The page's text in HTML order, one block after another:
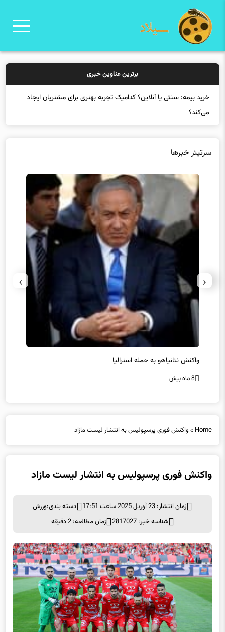
برترین عناوین خبری
خرید بیمه: سنتی یا آنلاین؟ کدامیک تجربه بهتری برای مشتریان ایجاد
می‌کند؟
سرتیتر خبرها
واکنش نتانیاهو به حمله استرالیا
8 ماه پیش
‹
›
Home
» واکنش فوری پرسپولیس به انتشار لیست مازاد
واکنش فوری پرسپولیس به انتشار لیست مازاد
زمان انتشار: 23 آوریل 2025 ساعت 17:51 دسته بندی:ورزش
شناسه خبر: 2817027
زمان مطالعه: 2 دقیقه